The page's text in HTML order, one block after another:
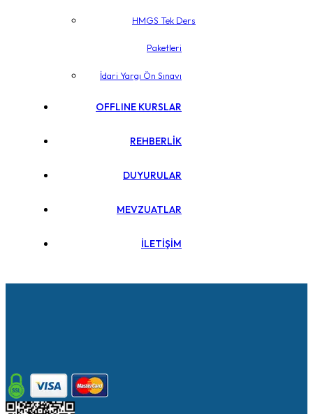
HMGS Tek Ders
Paketleri
İdari Yargı Ön Sınavı
OFFLINE KURSLAR
REHBERLİK
DUYURULAR
MEVZUATLAR
İLETİŞİM